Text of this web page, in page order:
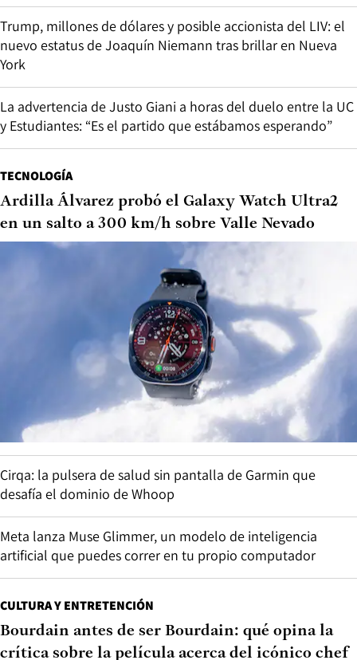
Trump, millones de dólares y posible accionista del LIV: el
nuevo estatus de Joaquín Niemann tras brillar en Nueva
York
La advertencia de Justo Giani a horas del duelo entre la UC
y Estudiantes: “Es el partido que estábamos esperando”
TECNOLOGÍA
Ardilla Álvarez probó el Galaxy Watch Ultra2
en un salto a 300 km/h sobre Valle Nevado
Cirqa: la pulsera de salud sin pantalla de Garmin que
desafía el dominio de Whoop
Meta lanza Muse Glimmer, un modelo de inteligencia
artificial que puedes correr en tu propio computador
CULTURA Y ENTRETENCIÓN
Bourdain antes de ser Bourdain: qué opina la
crítica sobre la película acerca del icónico chef